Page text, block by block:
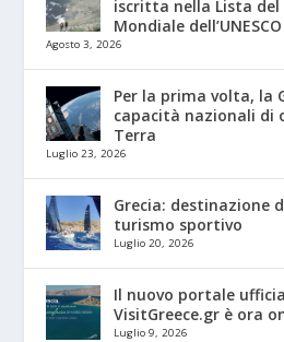
iscritta nella Lista
Mondiale dell’UNESCO
Agosto 3, 2026
Per la prima volta, la
capacità nazionali di
Terra
Luglio 23, 2026
Grecia: destinazione
turismo sportivo
Luglio 20, 2026
Il nuovo portale
VisitGreece.gr è ora
Luglio 9, 2026